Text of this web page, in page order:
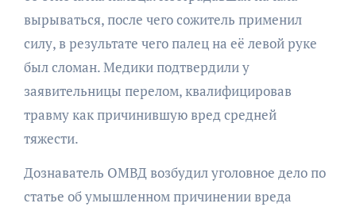
вырываться, после чего сожитель применил
силу, в результате чего палец на её левой руке
был сломан. Медики подтвердили у
заявительницы перелом, квалифицировав
травму как причинившую вред средней
тяжести.
Дознаватель ОМВД возбудил уголовное дело по
статье об умышленном причинении вреда